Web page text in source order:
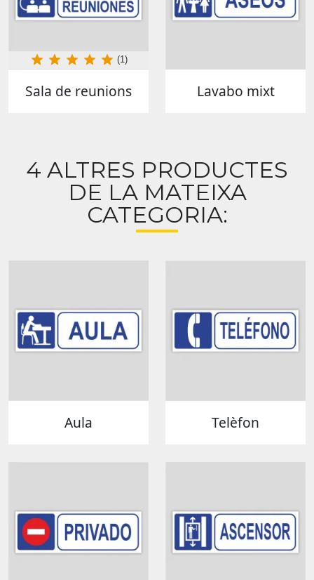
Sala de reunions
(1)
Lavabo mixt
4 ALTRES PRODUCTES
DE LA MATEIXA
CATEGORIA:
Aula Telèfon